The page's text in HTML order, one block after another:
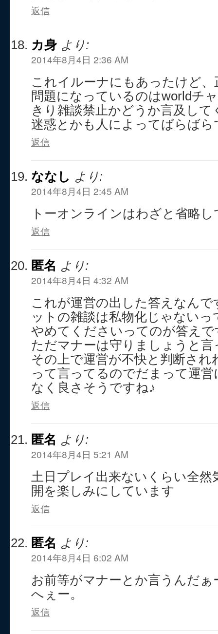
返信
カ身 より:
2014年8月4日 2:36 AM
これイルーナにもあったけど
問題になっているのはworldチ
きり雑談禁止かどうか言及し
迷惑とかも人によってばらばら
返信
ななし より:
2014年8月4日 2:45 AM
トーオンラインはわざと省略
返信
匿名 より:
2014年8月4日 4:32 AM
これが運営の出した答えなん
ットの雑談は私物化じゃないっ
やめてくださいってのが答えで
ただマナーは守りましょうと言
その上で運営が不快と判断され
って言ってるのでだまって運
なく良さそうですね♪
返信
匿名 より:
2014年8月4日 5:21 AM
土日プレイ出来ないくらい全然
開を楽しみにしています
返信
匿名 より:
2014年8月4日 6:02 AM
お前等がマナーとか言うんだぁ
へぇー。
返信